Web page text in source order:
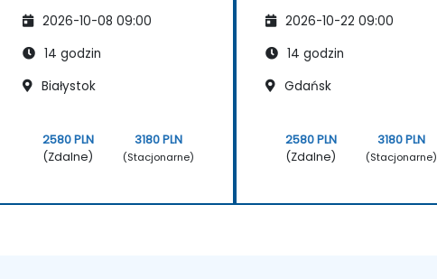
2026-10-08 09:00
14 godzin
Białystok
2580 PLN
(Zdalne)
3180 PLN
(Stacjonarne)
2026-10-22 09:00
14 godzin
Gdańsk
2580 PLN
(Zdalne)
3180 PLN
(Stacjonarne)